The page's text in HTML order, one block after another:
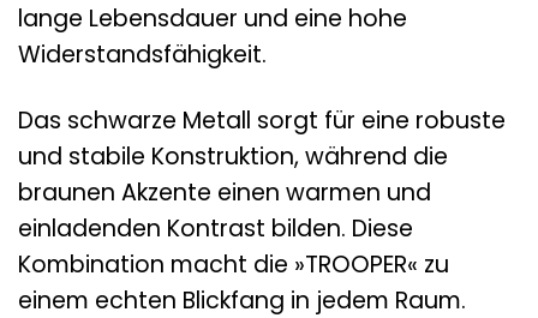
lange Lebensdauer und eine hohe
Widerstandsfähigkeit.
Das schwarze Metall sorgt für eine robuste
und stabile Konstruktion, während die
braunen Akzente einen warmen und
einladenden Kontrast bilden. Diese
Kombination macht die »TROOPER« zu
einem echten Blickfang in jedem Raum.